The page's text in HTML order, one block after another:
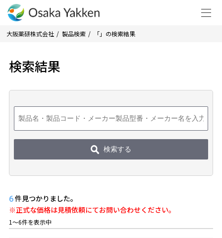
大阪薬研株式会社 製品検索 「」の検索結果
検索結果
検索する
6件見つかりました。
※正式な価格は見積依頼にてお問い合わせください。
1〜6件を表示中